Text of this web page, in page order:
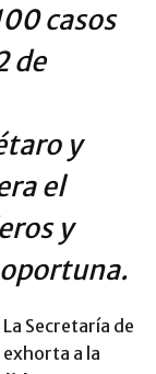
casos
de
y
el
y
Secretaría de
a la